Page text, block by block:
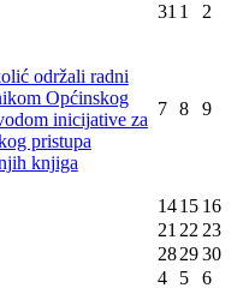
31 1 2
održali radni
Općinskog
inicijative za
pristupa
knjiga
7 8 9
1415 16
212223
282930
4 5 6